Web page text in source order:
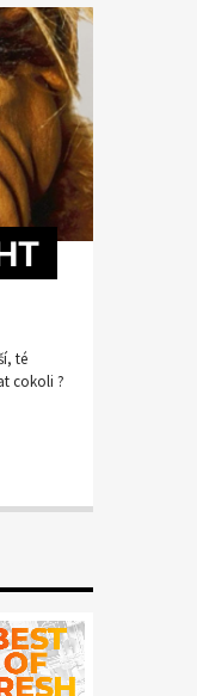
té
cokoli ?